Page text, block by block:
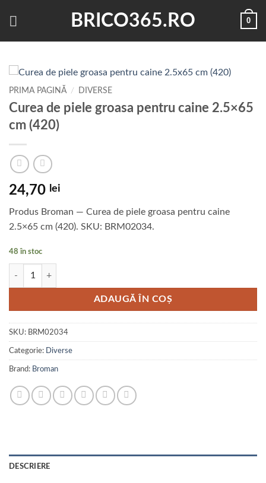
BRICO365.RO 0
PRIMA PAGINĂ / DIVERSE
Curea de piele groasa pentru caine 2.5×65
cm (420)
24,70 lei
Produs Broman — Curea de piele groasa pentru caine
2.5×65 cm (420). SKU: BRM02034.
48 în stoc
Cantitate Curea de piele groasa pentru caine 2.5x65 cm (420)
ADAUGĂ ÎN COȘ
SKU: BRM02034
Categorie: Diverse
Brand: Broman
DESCRIERE